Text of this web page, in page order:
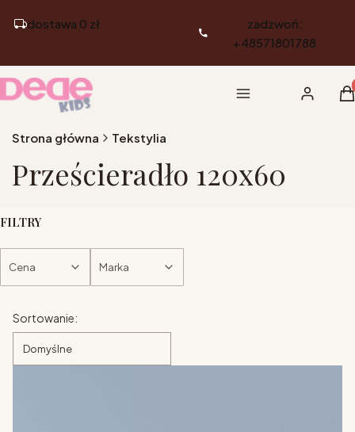
dostawa 0 zł
zadzwoń:
+48571801788
Menu Zaloguj się
Strona główna Tekstylia
Prześcieradło 120x60
FILTRY
Cena Marka
Lista produktów
Sortowanie:
Domyślne